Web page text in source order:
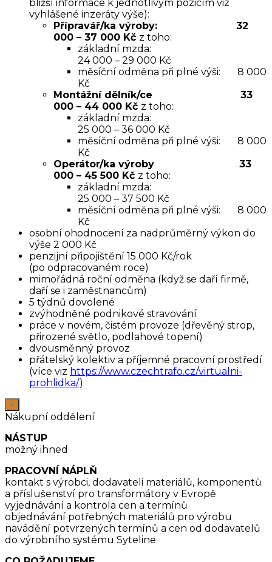
bližší informace k jednotlivým pozicím viz
vyhlášené inzeráty výše):
Přípravář/ka výroby: 32
000 – 37 000 Kč z toho:
základní mzda:
24 000 – 29 000 Kč
měsíční odměna při plné výši: 8 000
Kč
Montážní dělník/ce 33
000 – 44 000 Kč z toho:
základní mzda:
25 000 – 36 000 Kč
měsíční odměna při plné výši: 8 000
Kč
Operátor/ka výroby 33
000 – 45 500 Kč z toho:
základní mzda:
25 000 – 37 500 Kč
měsíční odměna při plné výši: 8 000
Kč
osobní ohodnocení za nadprůměrný výkon do
výše 2 000 Kč
penzijní připojištění 15 000 Kč/rok
(po odpracovaném roce)
mimořádná roční odměna (když se daří firmě,
daří se i zaměstnancům)
5 týdnů dovolené
zvýhodněné podnikové stravování
práce v novém, čistém provoze (dřevěný strop,
přirozené světlo, podlahové topení)
dvousměnný provoz
přátelský kolektiv a příjemné pracovní prostředí
(více viz https://www.czechtrafo.cz/virtualni-
prohlidka/)
×
Nákupní oddělení
NÁSTUP
možný ihned
PRACOVNÍ NÁPLŇ
kontakt s výrobci, dodavateli materiálů, komponentů
a příslušenství pro transformátory v Evropě
vyjednávání a kontrola cen a termínů
objednávání potřebných materiálů pro výrobu
navádění potvrzených termínů a cen od dodavatelů
do výrobního systému Syteline